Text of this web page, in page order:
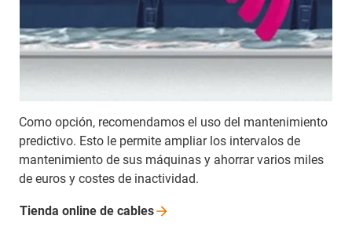
Como opción, recomendamos el uso del mantenimiento
predictivo. Esto le permite ampliar los intervalos de
mantenimiento de sus máquinas y ahorrar varios miles
de euros y costes de inactividad.
Tienda online de cables